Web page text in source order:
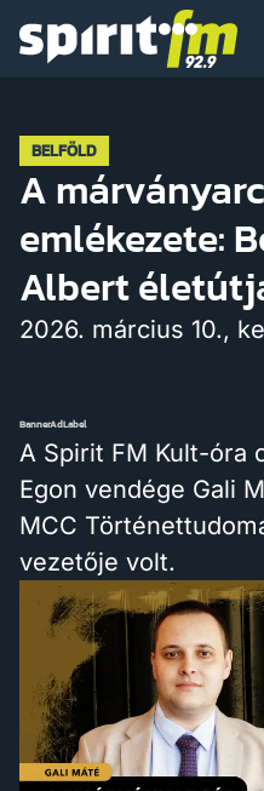
BELFÖLD
A
emlékezete:
Albert
2026. március 10.,
BannerAdLabel
A Spirit FM Kult-óra
Egon vendége Gali
MCC
vezetője volt.